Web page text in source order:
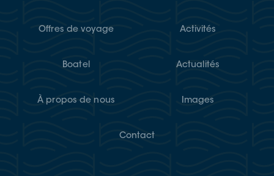
Offres de voyage Activités
Boatel Actualités
À propos de nous Images
Contact